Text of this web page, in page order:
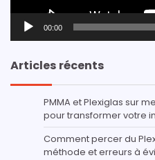
00:00
Articles récents
PMMA et Plexiglas sur
pour transformer votre
Comment percer du
méthode et erreurs à